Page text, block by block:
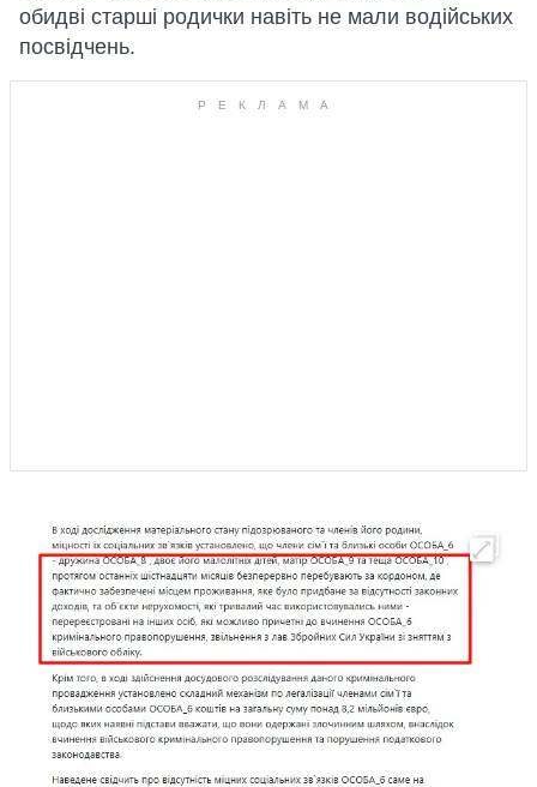
обидві старші родички навіть не мали водійських
посвідчень.